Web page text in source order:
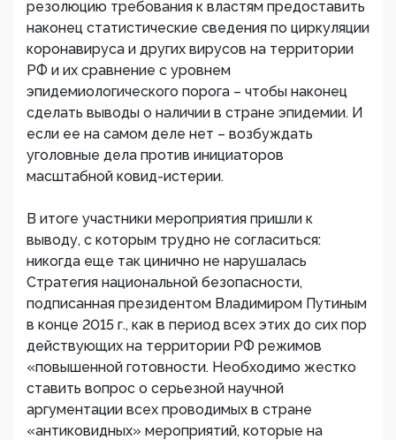
резолюцию требования к властям предоставить
наконец статистические сведения по циркуляции
коронавируса и других вирусов на территории
РФ и их сравнение с уровнем
эпидемиологического порога – чтобы наконец
сделать выводы о наличии в стране эпидемии. И
если ее на самом деле нет – возбуждать
уголовные дела против инициаторов
масштабной ковид-истерии.
В итоге участники мероприятия пришли к
выводу, с которым трудно не согласиться:
никогда еще так цинично не нарушалась
Стратегия национальной безопасности,
подписанная президентом Владимиром Путиным
в конце 2015 г., как в период всех этих до сих пор
действующих на территории РФ режимов
«повышенной готовности. Необходимо жестко
ставить вопрос о серьезной научной
аргументации всех проводимых в стране
«антиковидных» мероприятий, которые на